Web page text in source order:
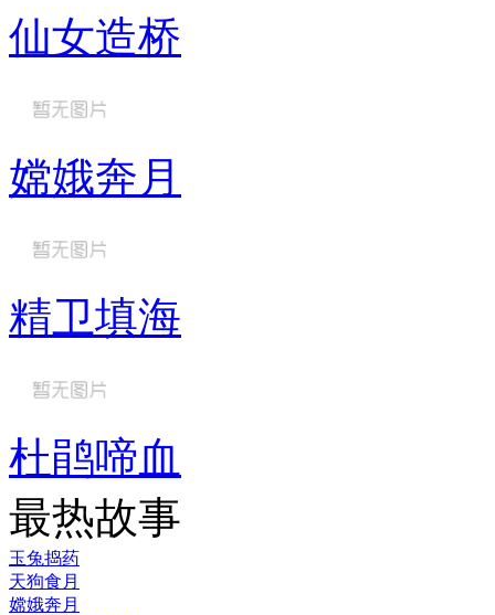
仙女造桥
嫦娥奔月
精卫填海
杜鹃啼血
最热故事
玉兔捣药
天狗食月
嫦娥奔月